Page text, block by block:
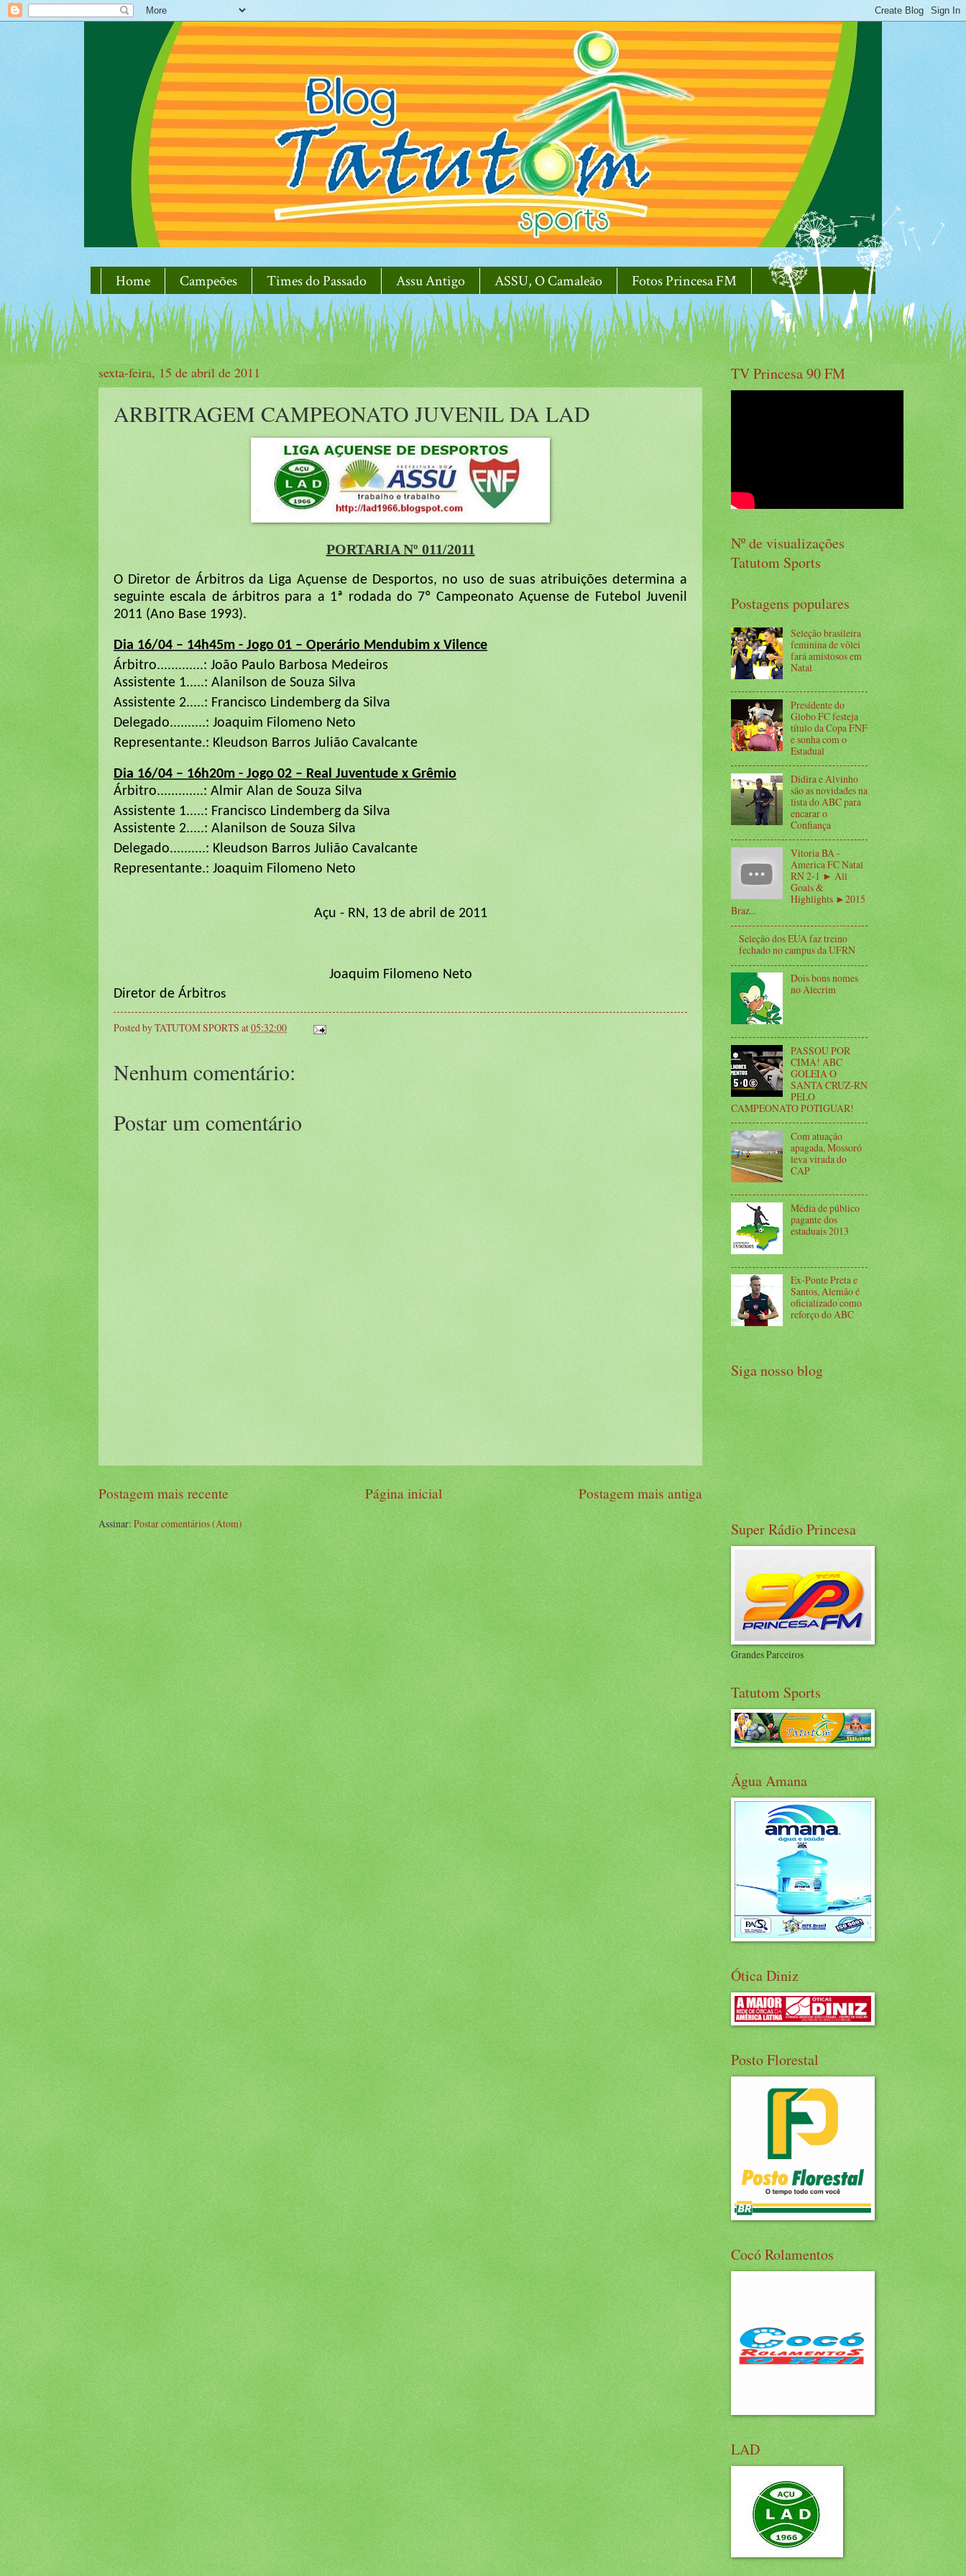
Home Campeões Times do Passado Assu Antigo ASSU, O Camaleão Fotos Princesa FM
sexta-feira, 15 de abril de 2011
ARBITRAGEM CAMPEONATO JUVENIL DA LAD
PORTARIA Nº 011/2011
O Diretor de Árbitros da Liga Açuense de Desportos, no uso de suas atribuições determina a
seguinte escala de árbitros para a 1ª rodada do 7º Campeonato Açuense de Futebol Juvenil
2011 (Ano Base 1993).
Dia 16/04 – 14h45m - Jogo 01 – Operário Mendubim x Vilence
Árbitro.............: João Paulo Barbosa Medeiros
Assistente 1.....: Alanilson de Souza Silva
Assistente 2.....: Francisco Lindemberg da Silva
Delegado..........: Joaquim Filomeno Neto
Representante.: Kleudson Barros Julião Cavalcante
Dia 16/04 – 16h20m - Jogo 02 – Real Juventude x Grêmio
Árbitro.............: Almir Alan de Souza Silva
Assistente 1.....: Francisco Lindemberg da Silva
Assistente 2.....: Alanilson de Souza Silva
Delegado..........: Kleudson Barros Julião Cavalcante
Representante.: Joaquim Filomeno Neto
Açu - RN, 13 de abril de 2011
Joaquim Filomeno Neto
Diretor de Árbitros
Posted byTATUTOM SPORTS at05:32:00
Nenhum comentário:
Postar um comentário
Postagem mais recente Postagem mais antiga
Página inicial
Assinar:Postar comentários (Atom)
TV Princesa 90 FM
Nº de visualizações
Tatutom Sports
Postagens populares
Seleção brasileira
feminina de vôlei
fará amistosos em
Natal
Presidente do
Globo FC festeja
título da Copa FNF
e sonha com o
Estadual
Didira e Alvinho
são as novidades na
lista do ABC para
encarar o
Confiança
Vitoria BA -
America FC Natal
RN 2-1 ► All
Goals &
Highlights ►2015
Braz...
Seleção dos EUA faz treino
fechado no campus da UFRN
Dois bons nomes
no Alecrim
PASSOU POR
CIMA! ABC
GOLEIA O
SANTA CRUZ-RN
PELO
CAMPEONATO POTIGUAR!
Com atuação
apagada, Mossoró
leva virada do
CAP
Média de público
pagante dos
estaduais 2013
Ex-Ponte Preta e
Santos, Alemão é
oficializado como
reforço do ABC
Siga nosso blog
Super Rádio Princesa
Grandes Parceiros
Tatutom Sports
Água Amana
Ótica Diniz
Posto Florestal
Cocó Rolamentos
LAD